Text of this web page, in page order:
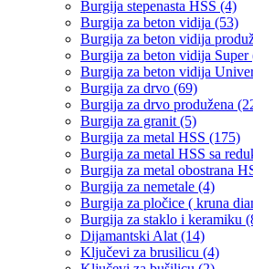
Burgija stepenasta HSS (4)
Burgija za beton vidija (53)
Burgija za beton vidija
Burgija za beton vidija Super
Burgija za beton vidija
Burgija za drvo (69)
Burgija za drvo produžena
Burgija za granit (5)
Burgija za metal HSS (175)
Burgija za metal HSS sa
Burgija za metal obostrana
Burgija za nemetale (4)
Burgija za pločice ( kruna
Burgija za staklo i keramiku
Dijamantski Alat (14)
Ključevi za brusilicu (4)